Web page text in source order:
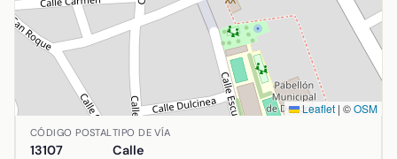
Leaflet | ©OSM
Ubicación de Venus en Alcolea de Calatrava, Ciudad
CÓDIGO POSTAL
13107
TIPO DE VÍA
Calle